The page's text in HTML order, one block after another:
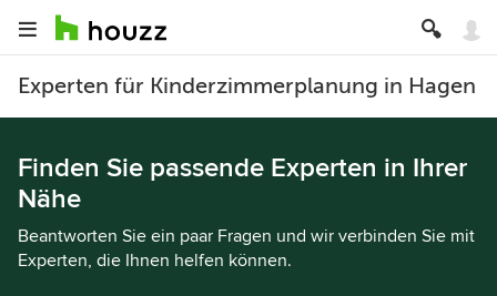
Experten für Kinderzimmerplanung in Hagen
Finden Sie passende Experten in Ihrer
Nähe
Beantworten Sie ein paar Fragen und wir verbinden Sie mit
Experten, die Ihnen helfen können.